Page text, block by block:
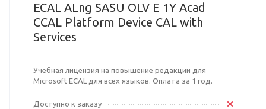
ECAL ALng SASU OLV E 1Y Acad
CCAL Platform Device CAL with
Services
Учебная лицензия на повышение редакции для
Microsoft ECAL для всех языков. Оплата за 1 год.
Доступно к заказу